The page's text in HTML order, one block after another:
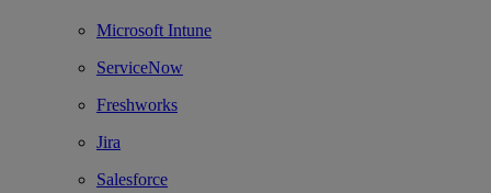
Microsoft Intune
ServiceNow
Freshworks
Jira
Salesforce